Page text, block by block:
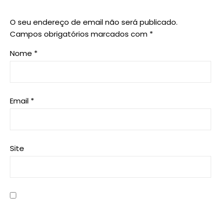
O seu endereço de email não será publicado.
Campos obrigatórios marcados com *
Nome *
Email *
Site